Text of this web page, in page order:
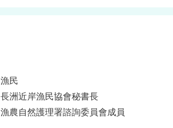
漁民
長洲近岸漁民協會秘書長
漁農自然護理署諮詢委員會成員